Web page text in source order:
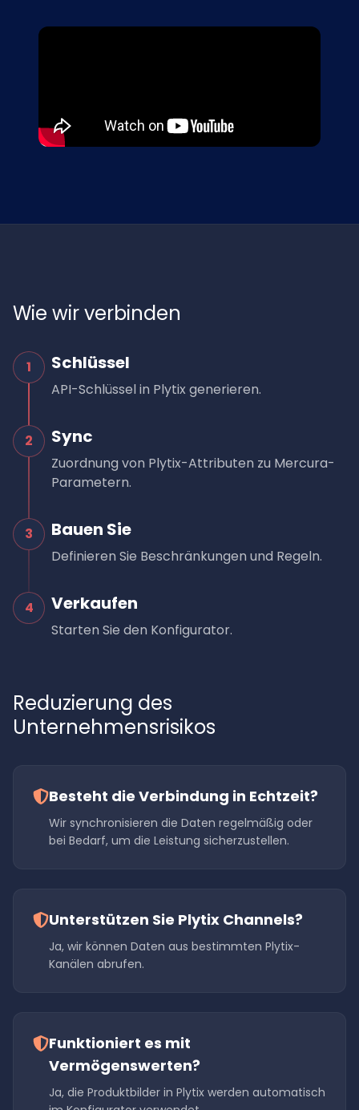
Wie wir verbinden
1 Schlüssel
API-Schlüssel in Plytix generieren.
2 Sync
Zuordnung von Plytix-Attributen zu Mercura-
Parametern.
3 Bauen Sie
Definieren Sie Beschränkungen und Regeln.
4 Verkaufen
Starten Sie den Konfigurator.
Reduzierung des
Unternehmensrisikos
Besteht die Verbindung in Echtzeit?
Wir synchronisieren die Daten regelmäßig oder
bei Bedarf, um die Leistung sicherzustellen.
Unterstützen Sie Plytix Channels?
Ja, wir können Daten aus bestimmten Plytix-
Kanälen abrufen.
Funktioniert es mit
Vermögenswerten?
Ja, die Produktbilder in Plytix werden automatisch